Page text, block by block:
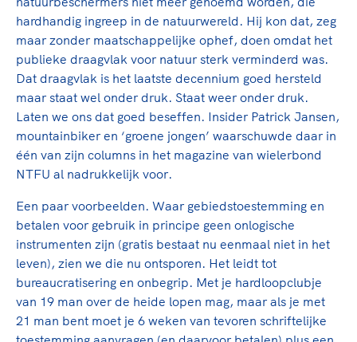
hardhandig ingreep in de natuurwereld. Hij kon dat, zeg
maar zonder maatschappelijke ophef, doen omdat het
publieke draagvlak voor natuur sterk verminderd was.
Dat draagvlak is het laatste decennium goed hersteld
maar staat wel onder druk. Staat weer onder druk.
Laten we ons dat goed beseffen. Insider Patrick Jansen,
mountainbiker en ‘groene jongen’ waarschuwde daar in
één van zijn columns in het magazine van wielerbond
NTFU al nadrukkelijk voor.
Een paar voorbeelden. Waar gebiedstoestemming en
betalen voor gebruik in principe geen onlogische
instrumenten zijn (gratis bestaat nu eenmaal niet in het
leven), zien we die nu ontsporen. Het leidt tot
bureaucratisering en onbegrip. Met je hardloopclubje
van 19 man over de heide lopen mag, maar als je met
21 man bent moet je 6 weken van tevoren schriftelijke